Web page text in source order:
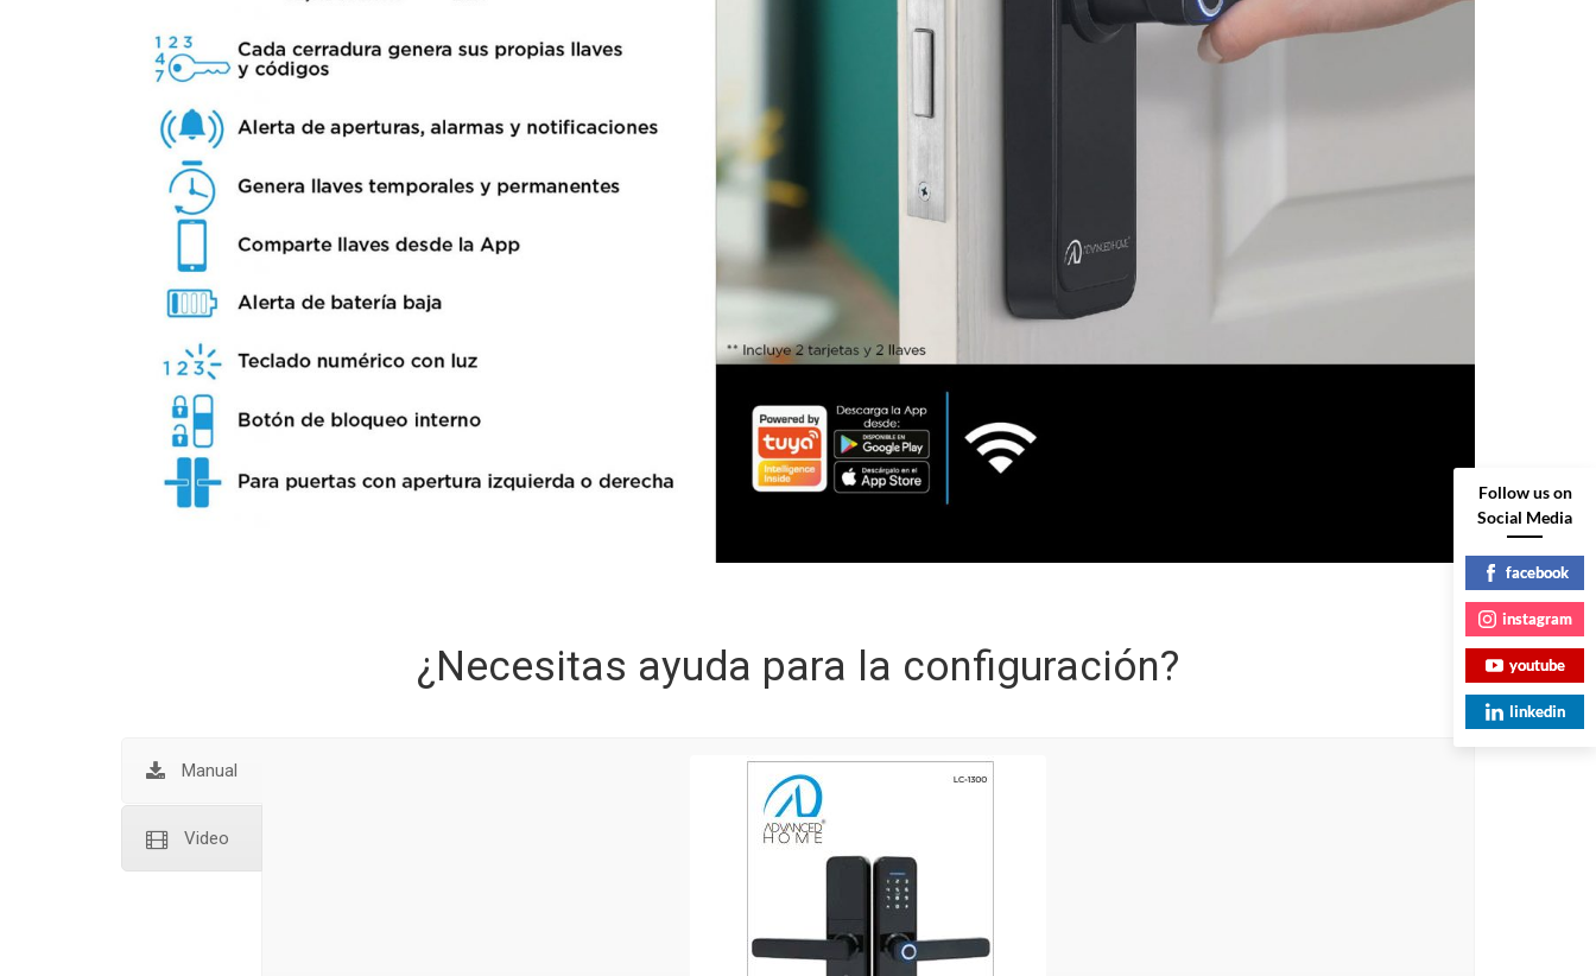
¿Necesitas ayuda para la configuración?
Manual
Video
Follow us on
Social Media
facebook
instagram
youtube
linkedin